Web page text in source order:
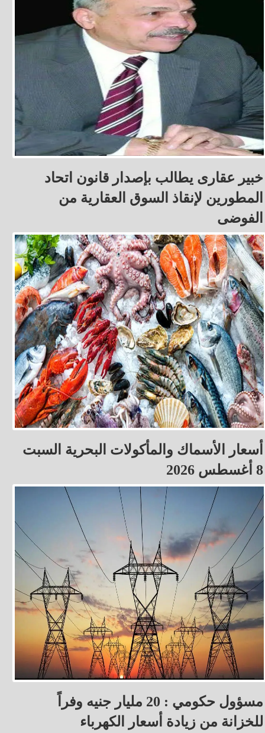
خبير عقارى يطالب بإصدار قانون اتحاد
المطورين لإنقاذ السوق العقارية من
الفوضى
أسعار الأسماك والمأكولات البحرية السبت
8 أغسطس 2026
مسؤول حكومي : 20 مليار جنيه وفراً
للخزانة من زيادة أسعار الكهرباء